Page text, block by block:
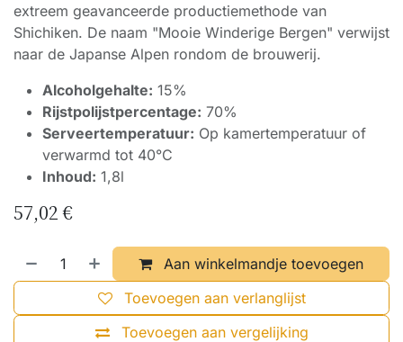
extreem geavanceerde productiemethode van
Shichiken. De naam "Mooie Winderige Bergen" verwijst
naar de Japanse Alpen rondom de brouwerij.
Alcoholgehalte: 15%
Rijstpolijstpercentage: 70%
Serveertemperatuur: Op kamertemperatuur of
verwarmd tot 40°C
Inhoud: 1,8l
57,02€
Aan winkelmandje toevoegen
Toevoegen aan vergelijking
Toevoegen aan verlanglijst